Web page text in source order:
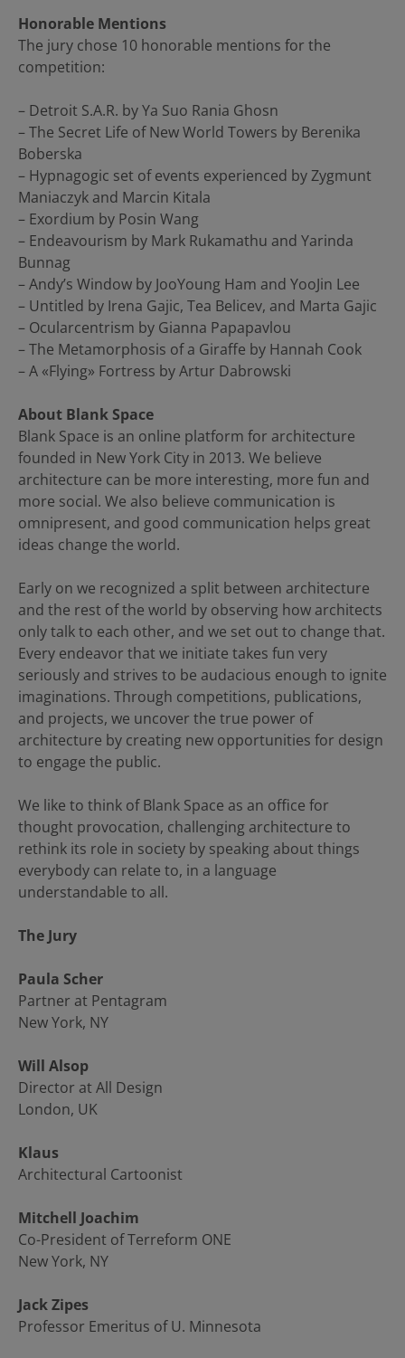
Honorable Mentions
The jury chose 10 honorable mentions for the
competition:
– Detroit S.A.R. by Ya Suo Rania Ghosn
– The Secret Life of New World Towers by Berenika
Boberska
– Hypnagogic set of events experienced by Zygmunt
Maniaczyk and Marcin Kitala
– Exordium by Posin Wang
– Endeavourism by Mark Rukamathu and Yarinda
Bunnag
– Andy’s Window by JooYoung Ham and YooJin Lee
– Untitled by Irena Gajic, Tea Belicev, and Marta Gajic
– Ocularcentrism by Gianna Papapavlou
– The Metamorphosis of a Giraffe by Hannah Cook
– A «Flying» Fortress by Artur Dabrowski
About Blank Space
Blank Space is an online platform for architecture
founded in New York City in 2013. We believe
architecture can be more interesting, more fun and
more social. We also believe communication is
omnipresent, and good communication helps great
ideas change the world.
Early on we recognized a split between architecture
and the rest of the world by observing how architects
only talk to each other, and we set out to change that.
Every endeavor that we initiate takes fun very
seriously and strives to be audacious enough to ignite
imaginations. Through competitions, publications,
and projects, we uncover the true power of
architecture by creating new opportunities for design
to engage the public.
We like to think of Blank Space as an office for
thought provocation, challenging architecture to
rethink its role in society by speaking about things
everybody can relate to, in a language
understandable to all.
The Jury
Paula Scher
Partner at Pentagram
New York, NY
Will Alsop
Director at All Design
London, UK
Klaus
Architectural Cartoonist
Mitchell Joachim
Co-President of Terreform ONE
New York, NY
Jack Zipes
Professor Emeritus of U. Minnesota